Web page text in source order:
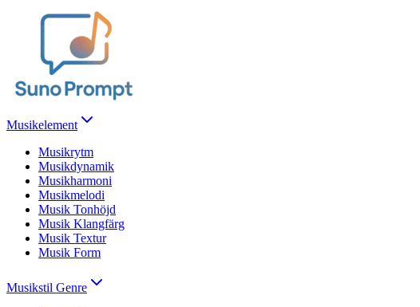
Musikelement
Musikrytm
Musikdynamik
Musikharmoni
Musikmelodi
Musik Tonhöjd
Musik Klangfärg
Musik Textur
Musik Form
Musikstil Genre